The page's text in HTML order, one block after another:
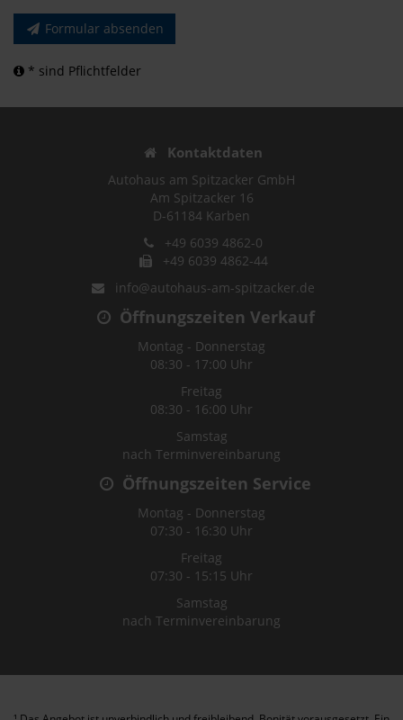
Formular absenden
* sind Pflichtfelder
Kontaktdaten
Autohaus am Spitzacker GmbH
Am Spitzacker 16
D-61184 Karben
+49 6039 4862-0
+49 6039 4862-44
info@autohaus-am-spitzacker.de
Öffnungszeiten Verkauf
Montag - Donnerstag
08:30 - 17:00 Uhr
Freitag
08:30 - 16:00 Uhr
Samstag
nach Terminvereinbarung
Öffnungszeiten Service
Montag - Donnerstag
07:30 - 16:30 Uhr
Freitag
07:30 - 15:15 Uhr
Samstag
nach Terminvereinbarung